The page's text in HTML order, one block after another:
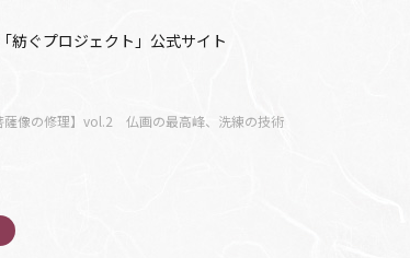
紡ぐプロジェクト」公式サイト
薩像の修理】vol.2 仏画の最高峰、洗練の技術